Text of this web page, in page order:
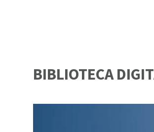
BIBLIOTECA